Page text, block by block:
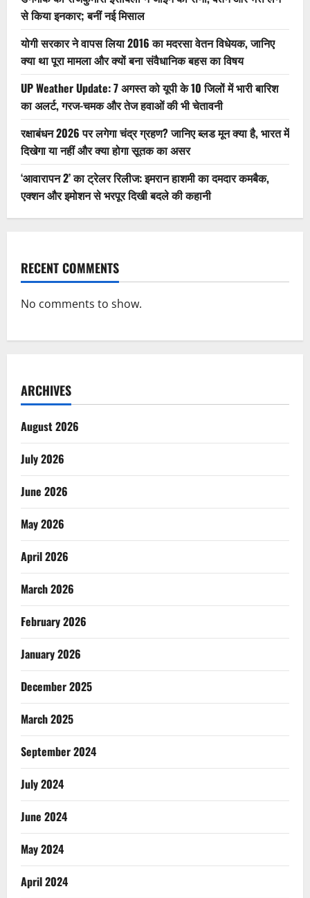
से किया इनकार; बनीं नई मिसाल
योगी सरकार ने वापस लिया 2016 का मदरसा वेतन विधेयक, जानिए
क्या था पूरा मामला और क्यों बना संवैधानिक बहस का विषय
UP Weather Update: 7 अगस्त को यूपी के 10 जिलों में भारी बारिश
का अलर्ट, गरज-चमक और तेज हवाओं की भी चेतावनी
रक्षाबंधन 2026 पर लगेगा चंद्र ग्रहण? जानिए ब्लड मून क्या है, भारत में
दिखेगा या नहीं और क्या होगा सूतक का असर
‘आवारापन 2’ का ट्रेलर रिलीज: इमरान हाशमी का दमदार कमबैक,
एक्शन और इमोशन से भरपूर दिखी बदले की कहानी
RECENT COMMENTS
No comments to show.
ARCHIVES
August 2026
July 2026
June 2026
May 2026
April 2026
March 2026
February 2026
January 2026
December 2025
March 2025
September 2024
July 2024
June 2024
May 2024
April 2024